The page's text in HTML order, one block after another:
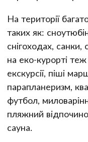
На території
таких як:
снігоходах, санки,
на еко-курорті
екскурсії, піші
парапланеризм,
футбол,
пляжний
сауна.